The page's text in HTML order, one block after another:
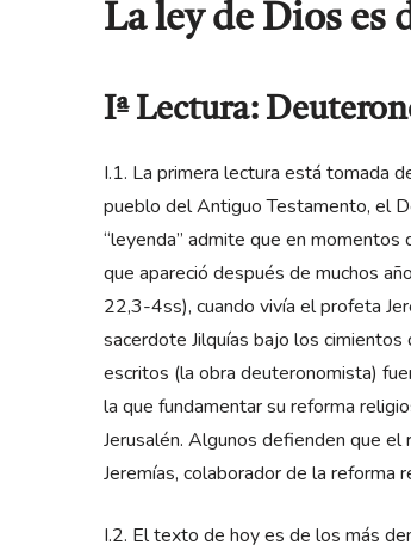
La ley de Dios es
Iª Lectura:
I.1. La primera lectura está tomada
pueblo del Antiguo Testamento, el
“leyenda” admite que en
que apareció después de muchos
22,3-4ss), cuando vivía el profeta
sacerdote Jilquías bajo los
escritos (la obra deuteronomista)
la que fundamentar su reforma
Jerusalén. Algunos defienden que
Jeremías, colaborador de la reforma
I.2. El texto de hoy es de los más